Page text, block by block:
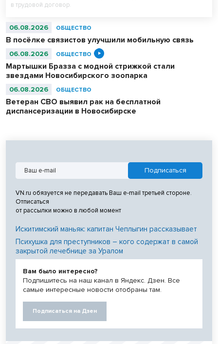
в трудовой договор.
06.08.2026 ОБЩЕСТВО
В посёлке связистов улучшили мобильную связь
06.08.2026 ОБЩЕСТВО
Мартышки Бразза с модной стрижкой стали
звездами Новосибирского зоопарка
06.08.2026 ОБЩЕСТВО
Ветеран СВО выявил рак на бесплатной
диспансеризации в Новосибирске
VN.ru обязуется не передавать Ваш e-mail третьей стороне.
Отписаться
от рассылки можно в любой момент
Искитимский маньяк: капитан Чеплыгин рассказывает
Психушка для преступников – кого содержат в самой
закрытой лечебнице за Уралом
Вам было интересно?
Подпишитесь на наш канал в Яндекс. Дзен. Все
самые интересные новости отобраны там.
Подписаться на Дзен